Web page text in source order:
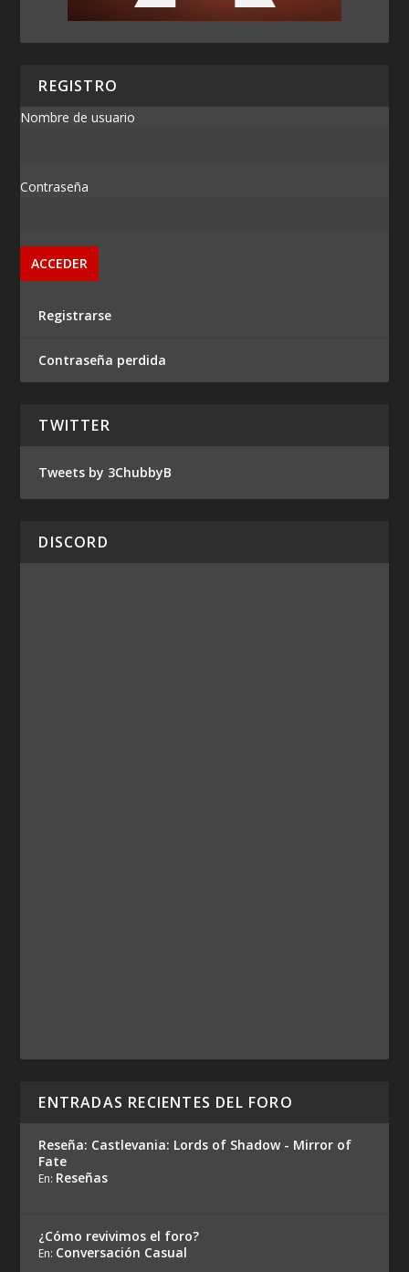
REGISTRO
Nombre de usuario
Contraseña
Registrarse
Contraseña perdida
TWITTER
Tweets by 3ChubbyB
DISCORD
ENTRADAS RECIENTES DEL FORO
Reseña: Castlevania: Lords of Shadow - Mirror of
Fate
En: Reseñas
¿Cómo revivimos el foro?
En: Conversación Casual